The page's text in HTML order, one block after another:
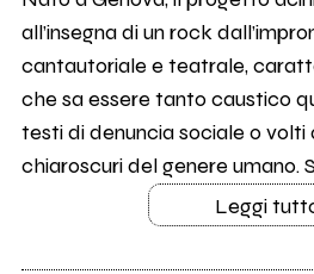
all’insegna di un rock
cantautoriale e teatrale,
che sa essere tanto caustico
testi di denuncia sociale o
chiaroscuri del genere umano.
Leggi